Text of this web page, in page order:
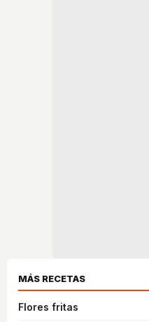
MÁS RECETAS
Flores fritas